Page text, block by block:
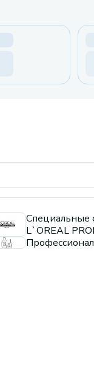
Специальные
L`OREAL